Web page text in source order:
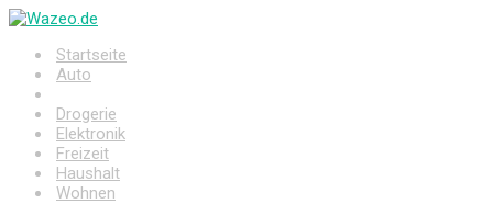
Zum
springenStartseite
Auto
Drogerie
Elektronik
Freizeit
Haushalt
Wohnen